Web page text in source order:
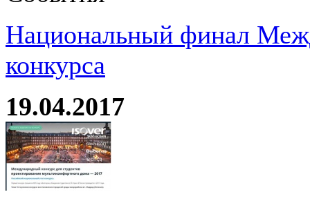
Национальный финал
конкурса
19.04.2017